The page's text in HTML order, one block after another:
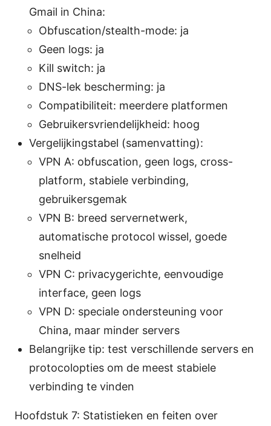
Gmail in China:
Obfuscation/stealth-mode: ja
Geen logs: ja
Kill switch: ja
DNS-lek bescherming: ja
Compatibiliteit: meerdere platformen
Gebruikersvriendelijkheid: hoog
Vergelijkingstabel (samenvatting):
VPN A: obfuscation, geen logs, cross-
platform, stabiele verbinding,
gebruikersgemak
VPN B: breed servernetwerk,
automatische protocol wissel, goede
snelheid
VPN C: privacygerichte, eenvoudige
interface, geen logs
VPN D: speciale ondersteuning voor
China, maar minder servers
Belangrijke tip: test verschillende servers en
protocolopties om de meest stabiele
verbinding te vinden
Hoofdstuk 7: Statistieken en feiten over